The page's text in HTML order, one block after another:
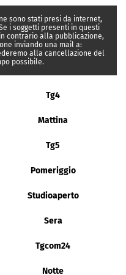
sono stati presi da internet,
i soggetti presenti in questi
contrario alla pubblicazione,
inviando una mail a:
alla cancellazione del
possibile.
Tg4
Mattina
Tg5
Pomeriggio
Studioaperto
Sera
Tgcom24
Notte